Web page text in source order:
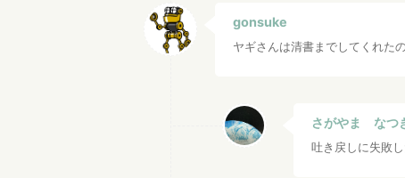
gonsuke
ヤギさんは清書までしてくれた
さがやま なつ
吐き戻しに失敗